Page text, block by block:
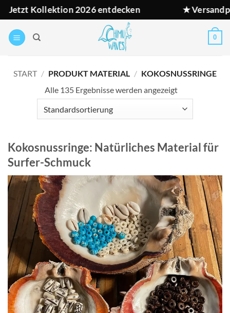
Zum
Inhalt
springen
2026 entdecken ★ Versandpause:
0
START / PRODUKT MATERIAL / KOKOSNUSSRINGE
Alle 135 Ergebnisse werden angezeigt
Kokosnussringe: Natürliches Material für
Surfer-Schmuck